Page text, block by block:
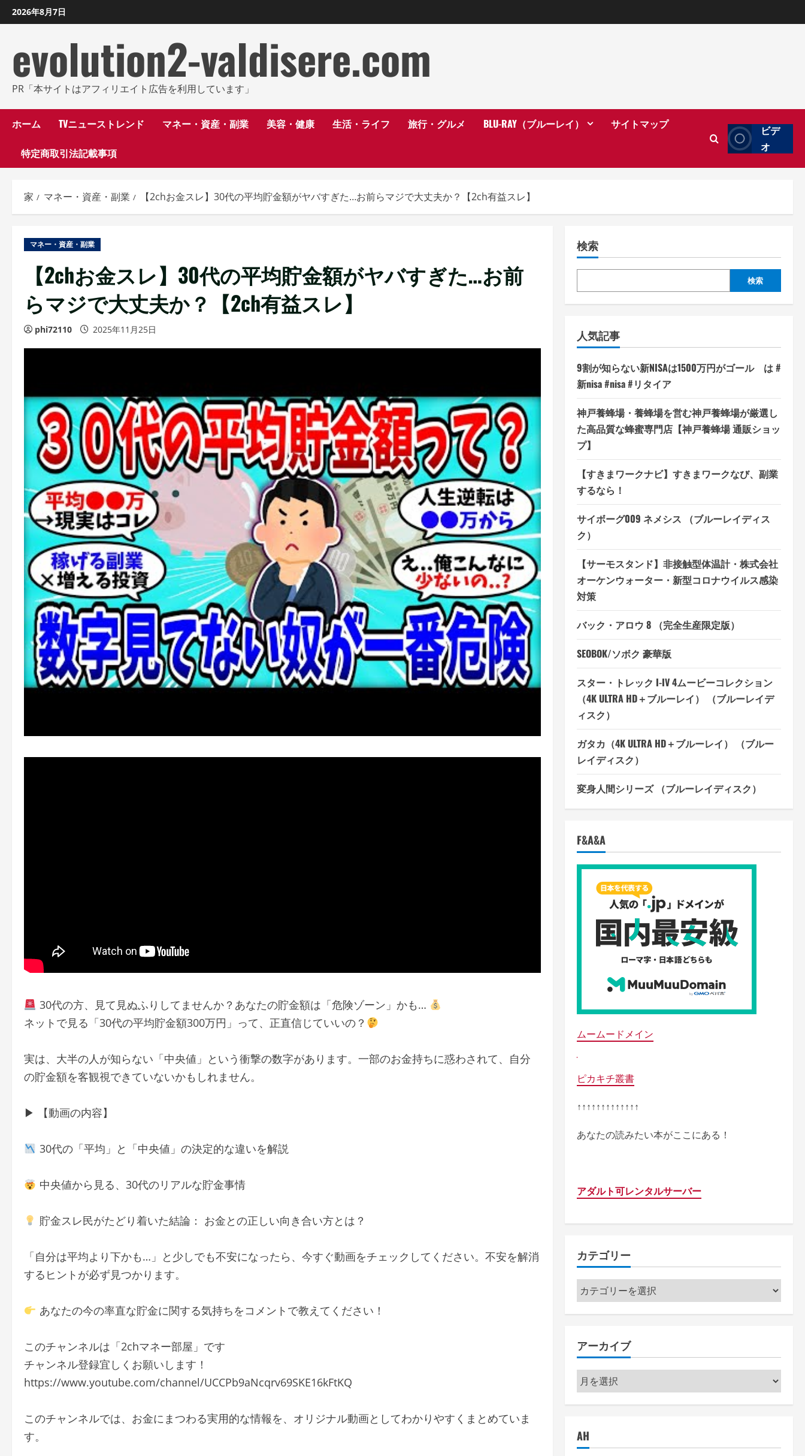
ン
し
2026年8月7日
evolution2-valdisere.com
PR「本サイトはアフィリエイト広告を利用しています」
ホーム TVニューストレンド マネー・資産・副業 美容・健康 生活・ライフ 旅行・グルメ BLU-RAY（ブルーレイ） サイトマップ
特定商取引法記載事項
ビデ
オ
家 マネー・資産・副業 【2chお金スレ】30代の平均貯金額がヤバすぎた…お前らマジで大丈夫か？【2ch有益スレ】
マネー・資産・副業
【2chお金スレ】30代の平均貯金額がヤバすぎた…お前
らマジで大丈夫か？【2ch有益スレ】
phi72110 2025年11月25日
30代の方、見て見ぬふりしてませんか？あなたの貯金額は「危険ゾーン」かも…
ネットで見る「30代の平均貯金額300万円」って、正直信じていいの？
実は、大半の人が知らない「中央値」という衝撃の数字があります。一部のお金持ちに惑わされて、自分
の貯金額を客観視できていないかもしれません。
▶︎ 【動画の内容】
30代の「平均」と「中央値」の決定的な違いを解説
中央値から見る、30代のリアルな貯金事情
貯金スレ民がたどり着いた結論： お金との正しい向き合い方とは？
「自分は平均より下かも…」と少しでも不安になったら、今すぐ動画をチェックしてください。不安を解消
するヒントが必ず見つかります。
あなたの今の率直な貯金に関する気持ちをコメントで教えてください！
このチャンネルは「2chマネー部屋」です
チャンネル登録宜しくお願いします！
https://www.youtube.com/channel/UCCPb9aNcqrv69SKE16kFtKQ
このチャンネルでは、お金にまつわる実用的な情報を、オリジナル動画としてわかりやすくまとめていま
す。
検索
検索
人気記事
9割が知らない新NISAは1500万円がゴール は #
新nisa #nisa #リタイア
神戸養蜂場・養蜂場を営む神戸養蜂場が厳選し
た高品質な蜂蜜専門店【神戸養蜂場 通販ショッ
プ】
【すきまワークナビ】すきまワークなび、副業
するなら！
サイボーグ009 ネメシス （ブルーレイディス
ク）
【サーモスタンド】非接触型体温計・株式会社
オーケンウォーター・新型コロナウイルス感染
対策
バック・アロウ 8 （完全生産限定版）
SEOBOK/ソボク 豪華版
スター・トレック I-IV 4ムービーコレクション
（4K ULTRA HD＋ブルーレイ） （ブルーレイデ
ィスク）
ガタカ（4K ULTRA HD＋ブルーレイ） （ブルー
レイディスク）
変身人間シリーズ （ブルーレイディスク）
F&A&A
ムームードメイン
ピカキチ叢書
↑↑↑↑↑↑↑↑↑↑↑↑↑
あなたの読みたい本がここにある！
アダルト可レンタルサーバー
カテゴリー
カ
テ
ー
アーカイブ
ア
ー
ブ
AH